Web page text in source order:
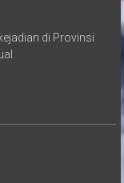
di Provinsi